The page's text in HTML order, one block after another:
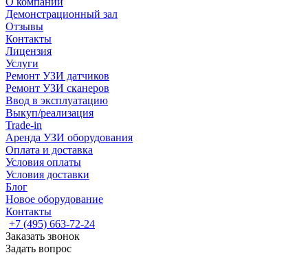
Демонстрационный зал
Отзывы
Контакты
Лицензия
Услуги
Ремонт УЗИ датчиков
Ремонт УЗИ сканеров
Ввод в эксплуатацию
Выкуп/реализация
Trade-in
Аренда УЗИ оборудования
Оплата и доставка
Условия оплаты
Условия доставки
Блог
Новое оборудование
Контакты
+7 (495) 663-72-24
Заказать звонок
Задать вопрос